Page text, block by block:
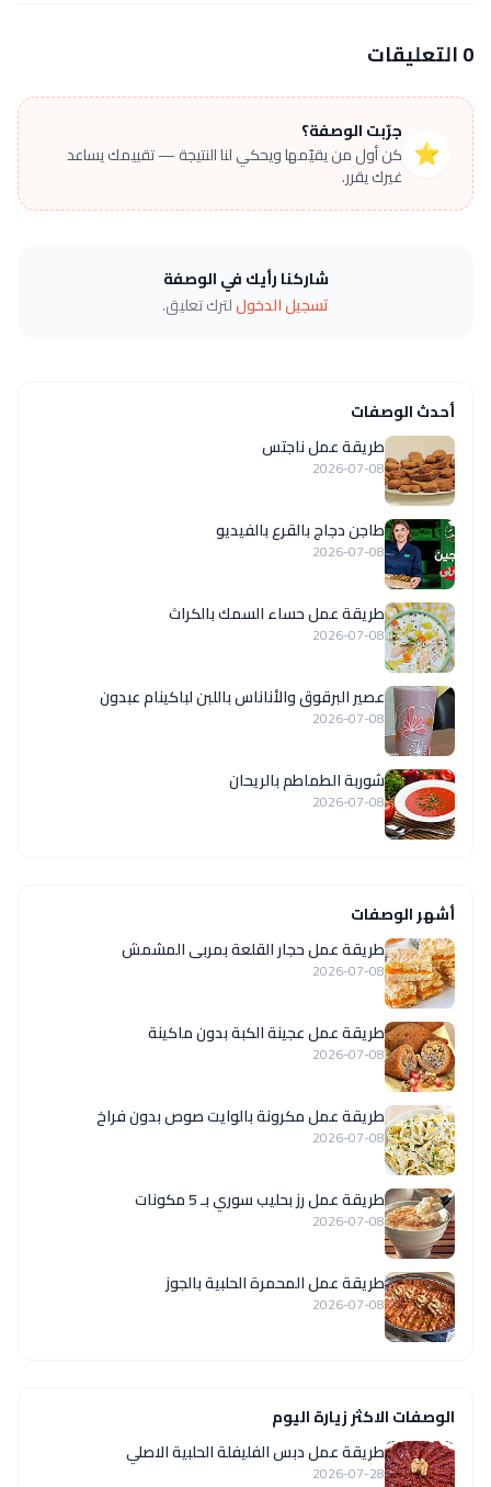
0 التعليقات
⭐
جرّبت الوصفة؟
كن أول من يقيّمها ويحكي لنا النتيجة — تقييمك يساعد
غيرك يقرر.
شاركنا رأيك في الوصفة
تسجيل الدخوللترك تعليق.
أحدث الوصفات
طريقة عمل ناجتس
2026-07-08
طاجن دجاج بالقرع بالفيديو
2026-07-08
طريقة عمل حساء السمك بالكراث
2026-07-08
عصير البرقوق والأناناس باللبن لباكينام عبدون
2026-07-08
شوربة الطماطم بالريحان
2026-07-08
أشهر الوصفات
طريقة عمل حجار القلعة بمربى المشمش
2026-07-08
طريقة عمل عجينة الكبة بدون ماكينة
2026-07-08
طريقة عمل مكرونة بالوايت صوص بدون فراخ
2026-07-08
طريقة عمل رز بحليب سوري بـ 5 مكونات
2026-07-08
طريقة عمل المحمرة الحلبية بالجوز
2026-07-08
الوصفات الاكثر زيارة اليوم
طريقة عمل دبس الفليفلة الحلبية الاصلي
2026-07-28